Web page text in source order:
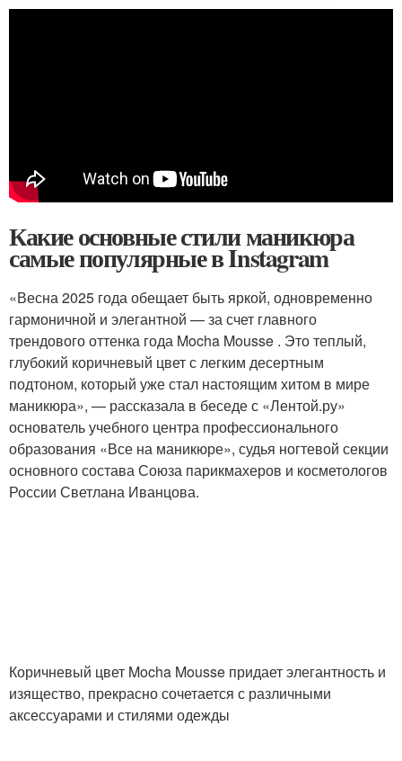
Какие основные стили маникюра
самые популярные в Instagram
«Весна 2025 года обещает быть яркой, одновременно
гармоничной и элегантной — за счет главного
трендового оттенка года Mocha Mousse . Это теплый,
глубокий коричневый цвет с легким десертным
подтоном, который уже стал настоящим хитом в мире
маникюра», — рассказала в беседе с «Лентой.ру»
основатель учебного центра профессионального
образования «Все на маникюре», судья ногтевой секции
основного состава Союза парикмахеров и косметологов
России Светлана Иванцова.
Коричневый цвет Mocha Mousse придает элегантность и
изящество, прекрасно сочетается с различными
аксессуарами и стилями одежды